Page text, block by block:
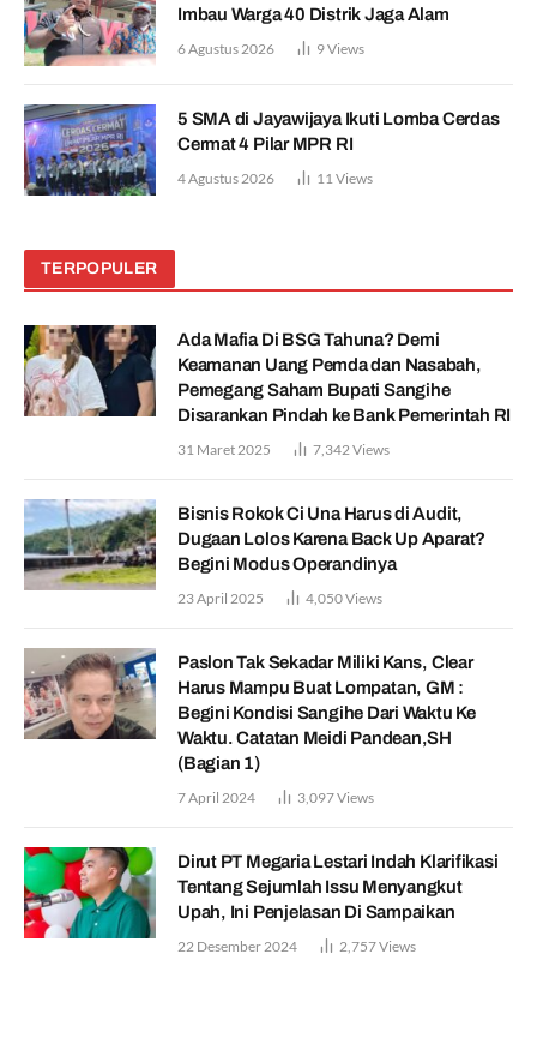
Imbau Warga 40 Distrik Jaga Alam
6 Agustus 2026 9Views
5 SMA di Jayawijaya Ikuti Lomba Cerdas
Cermat 4 Pilar MPR RI
4 Agustus 2026 11 Views
TERPOPULER
Ada Mafia Di BSG Tahuna? Demi
Keamanan Uang Pemda dan Nasabah,
Pemegang Saham Bupati Sangihe
Disarankan Pindah ke Bank Pemerintah RI
31 Maret 2025 7,342 Views
Bisnis Rokok Ci Una Harus di Audit,
Dugaan Lolos Karena Back Up Aparat?
Begini Modus Operandinya
23 April 2025 4,050Views
Paslon Tak Sekadar Miliki Kans, Clear
Harus Mampu Buat Lompatan, GM :
Begini Kondisi Sangihe Dari Waktu Ke
Waktu. Catatan Meidi Pandean,SH
(Bagian 1)
7 April 2024 3,097Views
Dirut PT Megaria Lestari Indah Klarifikasi
Tentang Sejumlah Issu Menyangkut
Upah, Ini Penjelasan Di Sampaikan
22 Desember 2024 2,757Views